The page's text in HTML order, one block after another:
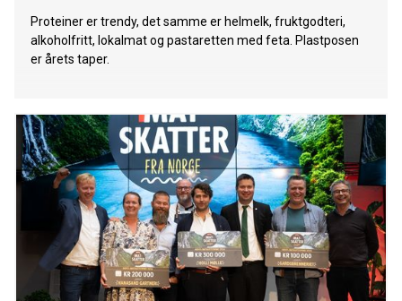
Proteiner er trendy, det samme er helmelk, fruktgodteri,
alkoholfritt, lokalmat og pastaretten med feta. Plastposen
er årets taper.